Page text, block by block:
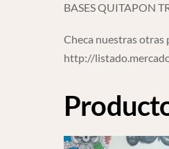
BASES QUITAPON
Checa nuestras otras
http://